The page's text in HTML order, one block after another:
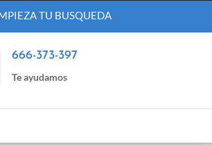
TU BUSQUEDA
666-373-397
Te ayudamos